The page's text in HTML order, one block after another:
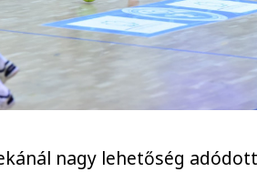
nagy lehetőség